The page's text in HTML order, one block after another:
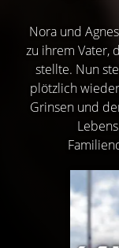
Nora und
zu ihrem Vater,
stellte. Nun
plötzlich
Grinsen und